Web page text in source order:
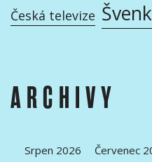
Česká televize
ARCHIVY
Srpen 2026 Červenec